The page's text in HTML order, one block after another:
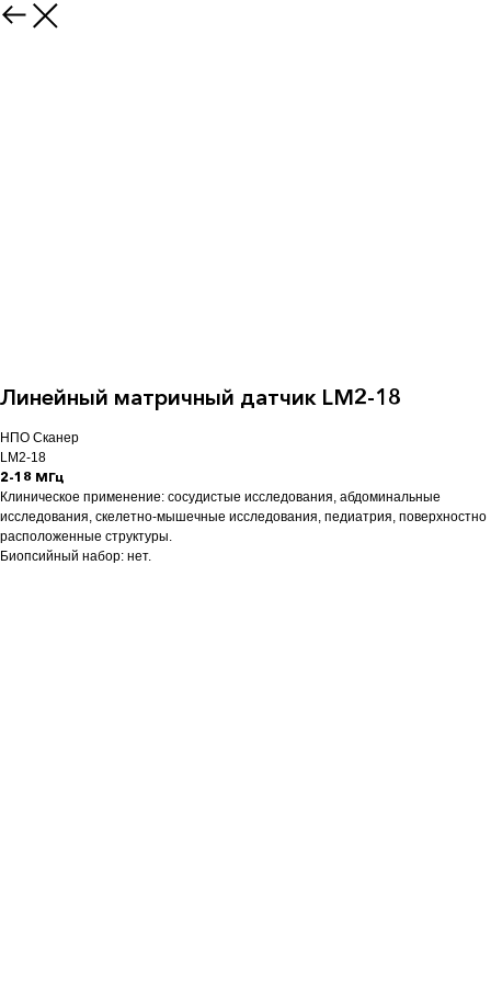
Линейный матричный датчик LM2-18
НПО Сканер
LM2-18
2-18 МГц
Клиническое применение: сосудистые исследования, абдоминальные
исследования, скелетно-мышечные исследования, педиатрия, поверхностно
расположенные структуры.
Биопсийный набор: нет.